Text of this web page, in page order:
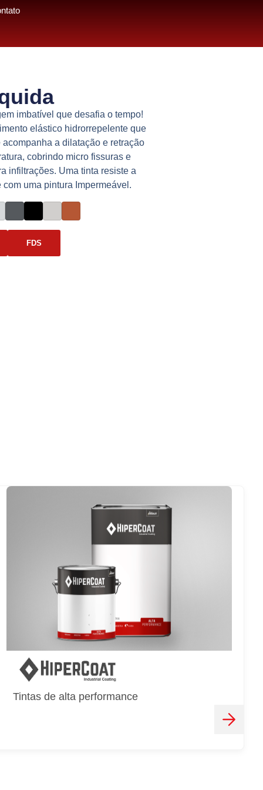
imbatível que desafia o tempo!
elástico hidrorrepelente que
a dilatação e retração
cobrindo micro fissuras e
infiltrações. Uma tinta resiste a
uma pintura Impermeável.
FDS
Tintas de alta performance